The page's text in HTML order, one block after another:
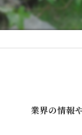
業界の情報